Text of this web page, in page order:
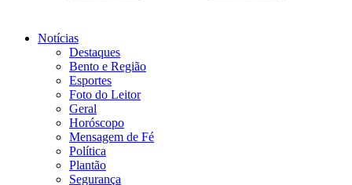
Notícias
Destaques
Bento e Região
Esportes
Foto do Leitor
Geral
Horóscopo
Mensagem de Fé
Política
Plantão
Segurança